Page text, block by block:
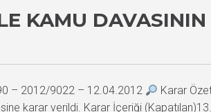
KAMU
– 2012/9022 – 12.04.2012
Karar
karar verildi. Karar İçeriği